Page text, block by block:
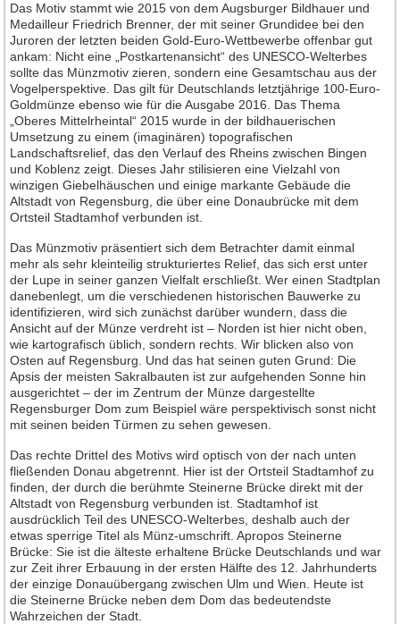
Jahrgang 2015
Jahrgang 2016
Jahrgang 2017
Jahrgang 2018
Jahrgang 2019
Jahrgang 2020
Jahrgang 2021
Jahrgang 2022
Jahrgang 2023
Jahrgang 2024
Jahrgang 2025
Jahrgang 2026
Leserforum
Leserservice
Abonnement
Anzeigen
Das Motiv stammt wie 2015 von dem Augsburger Bildhauer und
Medailleur Friedrich Brenner, der mit seiner Grundidee bei den
Juroren der letzten beiden Gold-Euro-Wettbewerbe offenbar gut
ankam: Nicht eine „Postkartenansicht“ des UNESCO-Welterbes
sollte das Münzmotiv zieren, sondern eine Gesamtschau aus der
Vogelperspektive. Das gilt für Deutschlands letztjährige 100-Euro-
Goldmünze ebenso wie für die Ausgabe 2016. Das Thema
„Oberes Mittelrheintal“ 2015 wurde in der bildhauerischen
Umsetzung zu einem (imaginären) topografischen
Landschaftsrelief, das den Verlauf des Rheins zwischen Bingen
und Koblenz zeigt. Dieses Jahr stilisieren eine Vielzahl von
winzigen Giebelhäuschen und einige markante Gebäude die
Altstadt von Regensburg, die über eine Donaubrücke mit dem
Ortsteil Stadtamhof verbunden ist.
Das Münzmotiv präsentiert sich dem Betrachter damit einmal
mehr als sehr kleinteilig strukturiertes Relief, das sich erst unter
der Lupe in seiner ganzen Vielfalt erschließt. Wer einen Stadtplan
danebenlegt, um die verschiedenen historischen Bauwerke zu
identifizieren, wird sich zunächst darüber wundern, dass die
Ansicht auf der Münze verdreht ist – Norden ist hier nicht oben,
wie kartografisch üblich, sondern rechts. Wir blicken also von
Osten auf Regensburg. Und das hat seinen guten Grund: Die
Apsis der meisten Sakralbauten ist zur aufgehenden Sonne hin
ausgerichtet – der im Zentrum der Münze dargestellte
Regensburger Dom zum Beispiel wäre perspektivisch sonst nicht
mit seinen beiden Türmen zu sehen gewesen.
Das rechte Drittel des Motivs wird optisch von der nach unten
fließenden Donau abgetrennt. Hier ist der Ortsteil Stadtamhof zu
finden, der durch die berühmte Steinerne Brücke direkt mit der
Altstadt von Regensburg verbunden ist. Stadtamhof ist
ausdrücklich Teil des UNESCO-Welterbes, deshalb auch der
etwas sperrige Titel als Münz-umschrift. Apropos Steinerne
Brücke: Sie ist die älteste erhaltene Brücke Deutschlands und war
zur Zeit ihrer Erbauung in der ersten Hälfte des 12. Jahrhunderts
der einzige Donauübergang zwischen Ulm und Wien. Heute ist
die Steinerne Brücke neben dem Dom das bedeutendste
Wahrzeichen der Stadt.